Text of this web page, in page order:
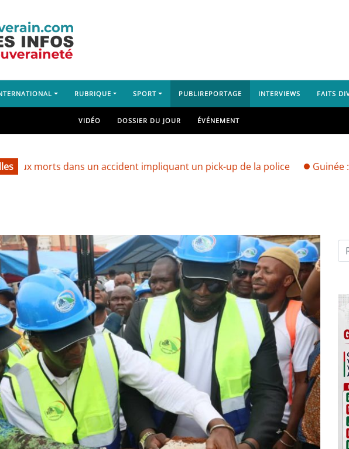
RUBRIQUE SPORT PUBLIREPORTAGE INTERVIEWS FAITS
VIDÉO DOSSIER DU JOUR ÉVÉNEMENT
dans un accident impliquant un pick-up de la police Guinée : vers une